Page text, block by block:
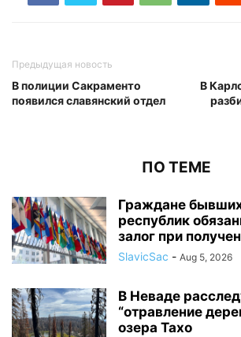
Предыдущая новость
В полиции Сакраменто
появился славянский отдел
В
ПО ТЕМЕ
Граждане
республик
залог при
SlavicSac - Aug 5, 2026
В Неваде
“отравление
озера Тахо